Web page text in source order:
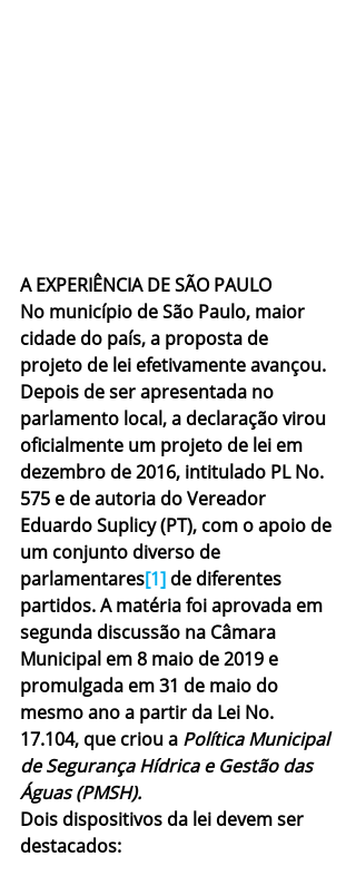
A EXPERIÊNCIA DE SÃO PAULO
No município de São Paulo, maior
cidade do país, a proposta de
projeto de lei efetivamente avançou.
Depois de ser apresentada no
parlamento local, a declaração virou
oficialmente um projeto de lei em
dezembro de 2016, intitulado PL No.
575 e de autoria do Vereador
Eduardo Suplicy (PT), com o apoio de
um conjunto diverso de
parlamentares[1] de diferentes
partidos. A matéria foi aprovada em
segunda discussão na Câmara
Municipal em 8 maio de 2019 e
promulgada em 31 de maio do
mesmo ano a partir da Lei No.
17.104, que criou a Política Municipal
de Segurança Hídrica e Gestão das
Águas (PMSH).
Dois dispositivos da lei devem ser
destacados: